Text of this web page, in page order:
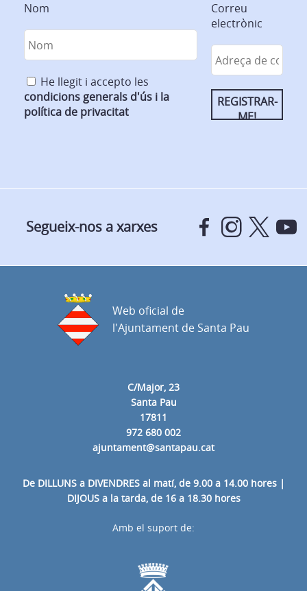
Nom
He llegit i accepto les
condicions generals d'ús i la
política de privacitat
Correu
electrònic
Segueix-nos a xarxes
C/Major, 23
Santa Pau
17811
972 680 002
ajuntament@santapau.cat
De DILLUNS a DIVENDRES al matí, de 9.00 a 14.00 hores |
DIJOUS a la tarda, de 16 a 18.30 hores
Web oficial de
l'Ajuntament de Santa Pau
Amb el suport de: